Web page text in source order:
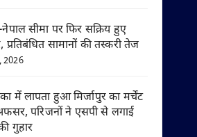
सीमा पर फिर सक्रिय हुए
प्रतिबंधित सामानों की तस्करी तेज
2026
में लापता हुआ मिर्जापुर का मर्चेंट
परिजनों ने एसपी से लगाई
गुहार